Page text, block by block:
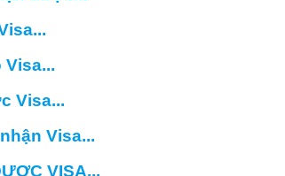
Visa...
Visa...
VISA...